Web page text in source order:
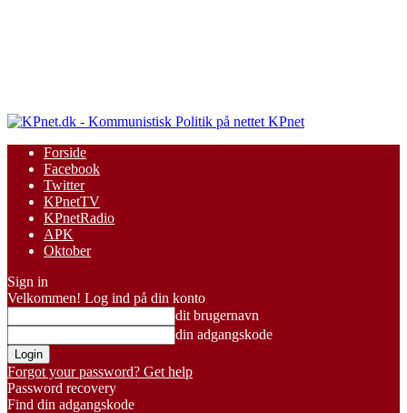
KPnet
Forside
Facebook
Twitter
KPnetTV
KPnetRadio
APK
Oktober
Sign in
Velkommen! Log ind på din konto
dit brugernavn
din adgangskode
Forgot your password? Get help
Password recovery
Find din adgangskode